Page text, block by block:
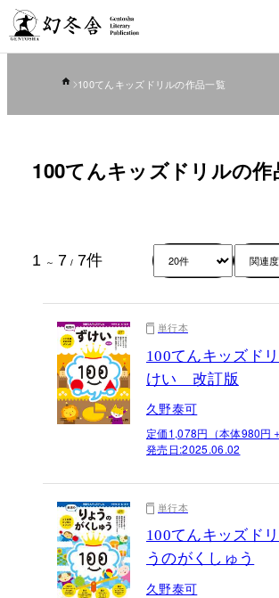
100てんキッズドリルの作品一覧
100てんキッズドリルの作
1 ～ 7 / 7件
単行本
100てんキッズド
けい 改訂版
久野泰可
定価1,078円（本体980円
発売日:2025.06.02
単行本
100てんキッズド
うのがくしゅう
久野泰可